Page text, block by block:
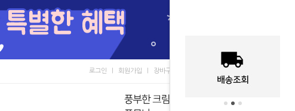
로그인 회원가입 장바구니